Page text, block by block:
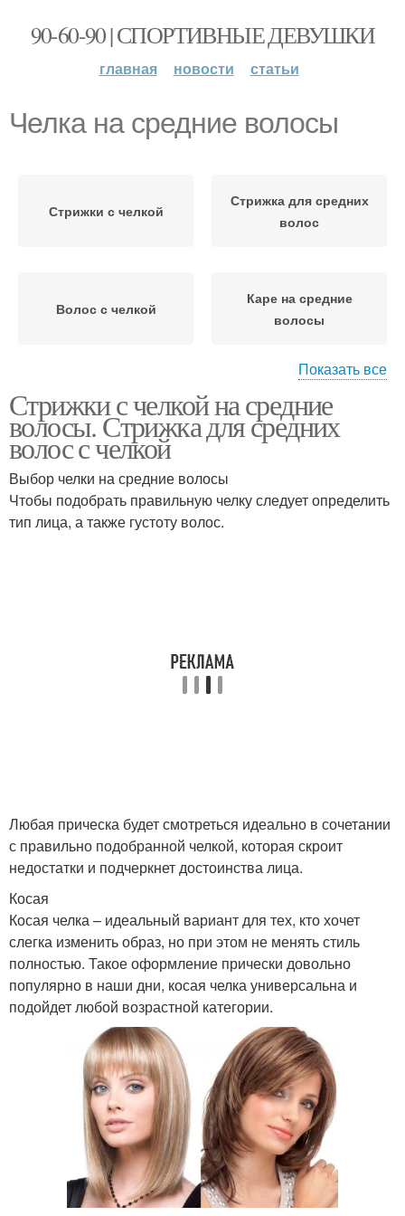
90-60-90 | СПОРТИВНЫЕ ДЕВУШКИ
главная новости статьи
Челка на средние волосы
Стрижки с челкой
Стрижка для средних
волос
Волос с челкой
Каре на средние
волосы
Волосы с челкой
волосы
Волосы без укладки Средние стрижки
Год на средние волосы
Хвостик с челкой Удлиненная челка
Челка в стороны Объемная челка
Средние волосы Кудрявая челка
Показать все
Стрижки с челкой на средние
волосы. Стрижка для средних
волос с челкой
Выбор челки на средние волосы
Чтобы подобрать правильную челку следует определить
тип лица, а также густоту волос.
Любая прическа будет смотреться идеально в сочетании
с правильно подобранной челкой, которая скроит
недостатки и подчеркнет достоинства лица.
Косая
Косая челка – идеальный вариант для тех, кто хочет
слегка изменить образ, но при этом не менять стиль
полностью. Такое оформление прически довольно
популярно в наши дни, косая челка универсальна и
подойдет любой возрастной категории.